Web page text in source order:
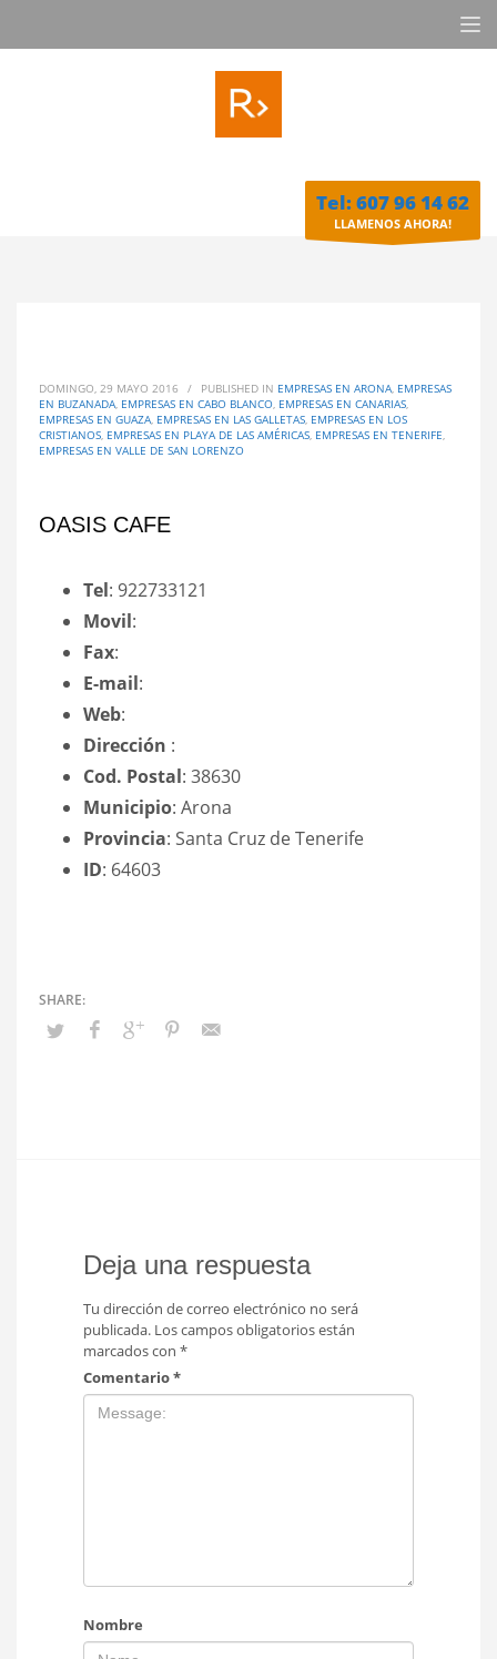
Tel: 607 96 14 62
LLAMENOS AHORA!
DOMINGO, 29 MAYO 2016 / PUBLISHED IN EMPRESAS EN ARONA, EMPRESAS
EN BUZANADA, EMPRESAS EN CABO BLANCO, EMPRESAS EN CANARIAS,
EMPRESAS EN GUAZA, EMPRESAS EN LAS GALLETAS, EMPRESAS EN LOS
CRISTIANOS, EMPRESAS EN PLAYA DE LAS AMÉRICAS, EMPRESAS EN TENERIFE,
EMPRESAS EN VALLE DE SAN LORENZO
OASIS CAFE
Tel: 922733121
Movil:
Fax:
E-mail:
Web:
Dirección :
Cod. Postal: 38630
Municipio: Arona
Provincia: Santa Cruz de Tenerife
ID: 64603
Deja una respuesta
Tu dirección de correo electrónico no será
publicada. Los campos obligatorios están
marcados con *
Comentario*
Nombre